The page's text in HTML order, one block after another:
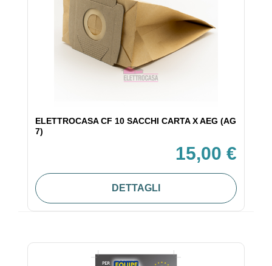
ELETTROCASA CF 10 SACCHI CARTA X AEG (AG
7)
15,00 €
DETTAGLI